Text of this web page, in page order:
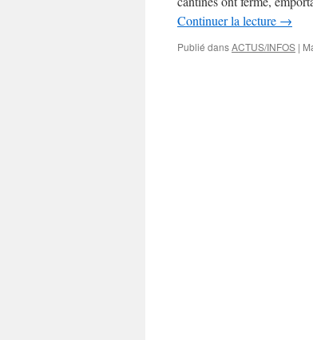
Continuer la lecture →
Publié dansACTUS/INFOS |